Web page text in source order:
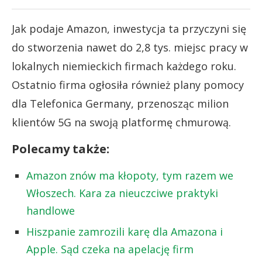
Jak podaje Amazon, inwestycja ta przyczyni się
do stworzenia nawet do 2,8 tys. miejsc pracy w
lokalnych niemieckich firmach każdego roku.
Ostatnio firma ogłosiła również plany pomocy
dla Telefonica Germany, przenosząc milion
klientów 5G na swoją platformę chmurową.
Polecamy także:
Amazon znów ma kłopoty, tym razem we
Włoszech. Kara za nieuczciwe praktyki
handlowe
Hiszpanie zamrozili karę dla Amazona i
Apple. Sąd czeka na apelację firm